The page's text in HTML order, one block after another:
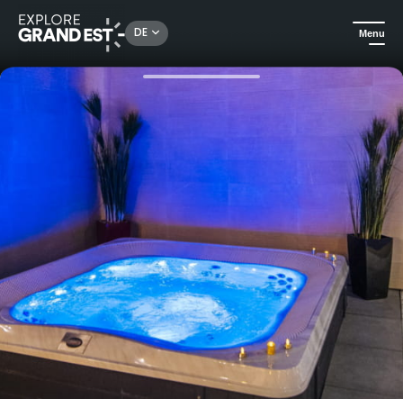
DE Menu
Sehenswertes in der Region Grand Est Geschenkgutschein Espace Détente Au Cheval Blanc